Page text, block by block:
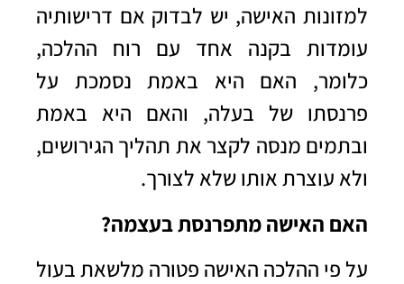
למזונות האישה, יש לבדוק אם דרישותיה
עומדות בקנה אחד עם רוח ההלכה,
כלומר, האם היא באמת נסמכת על
פרנסתו של בעלה, והאם היא באמת
ובתמים מנסה לקצר את תהליך הגירושים,
ולא עוצרת אותו שלא לצורך.
האם האישה מתפרנסת בעצמה?
על פי ההלכה האישה פטורה מלשאת בעול